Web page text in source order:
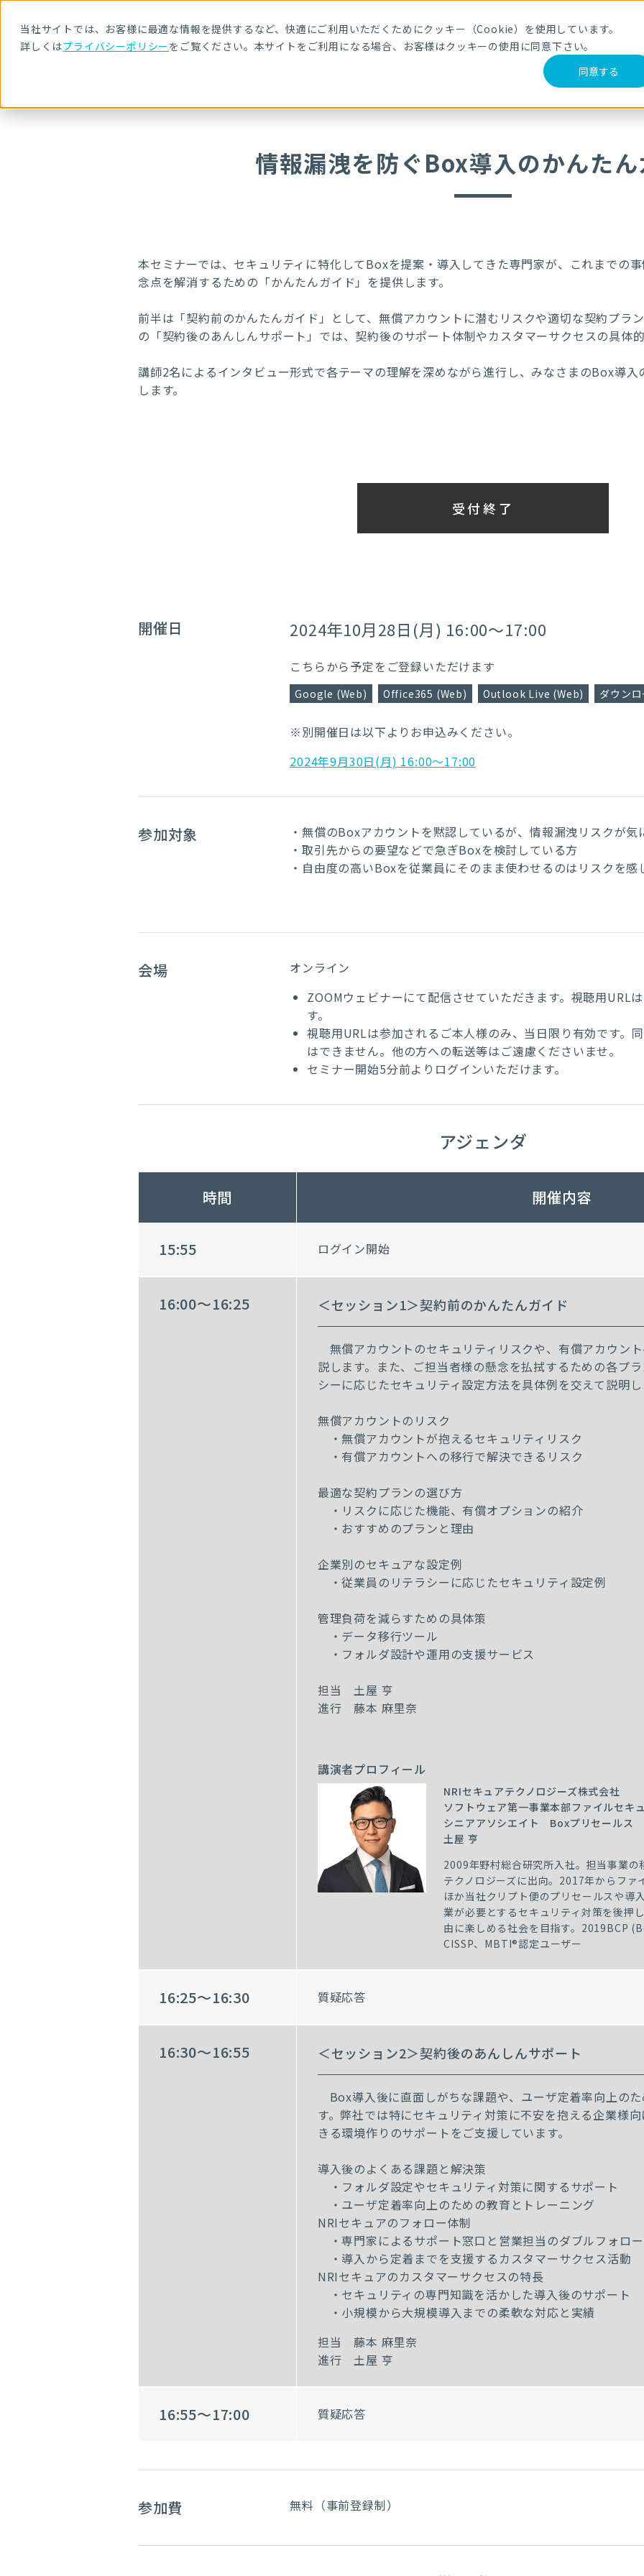
当社サイトでは、お客様に最適な情報を提供するなど、快適にご利用いただくためにクッキー（Cookie）を使用しています。
詳しくはプライバシーポリシーをご覧ください。本サイトをご利用になる場合、お客様はクッキーの使用に同意下さい。
同意する
メールマガジ
サービス・製品 導入事例 セミナー ブログ
情報漏洩を防ぐBox導入のかんたん
本セミナーでは、セキュリティに特化してBoxを提案・導入してきた専門家が、これまでの
念点を解消するための「かんたんガイド」を提供します。
前半は「契約前のかんたんガイド」として、無償アカウントに潜むリスクや適切な契約プラ
の「契約後のあんしんサポート」では、契約後のサポート体制やカスタマーサクセスの具体
講師2名によるインタビュー形式で各テーマの理解を深めながら進行し、みなさまのBox導
します。
受付終了
開催日 2024年10月28日(月) 16:00～17:00
こちらから予定をご登録いただけます
Google (Web) Office365 (Web) Outlook Live (Web) ダウン
※別開催日は以下よりお申込みください。
2024年9月30日(月) 16:00～17:00
参加対象
・無償のBoxアカウントを黙認しているが、情報漏洩リスクが気
・取引先からの要望などで急ぎBoxを検討している方
・自由度の高いBoxを従業員にそのまま使わせるのはリスクを感
会場
オンライン
ZOOMウェビナーにて配信させていただきます。視聴用URL
す。
視聴用URLは参加されるご本人様のみ、当日限り有効です。
はできません。他の方への転送等はご遠慮くださいませ。
セミナー開始5分前よりログインいただけます。
アジェンダ
時間 開催内容
15:55 ログイン開始
16:00～16:25 ＜セッション1＞契約前のかんたんガイド
無償アカウントのセキュリティリスクや、有償アカウン
説します。また、ご担当者様の懸念を払拭するための各プ
シーに応じたセキュリティ設定方法を具体例を交えて説明し
無償アカウントのリスク
・無償アカウントが抱えるセキュリティリスク
・有償アカウントへの移行で解決できるリスク
最適な契約プランの選び方
・リスクに応じた機能、有償オプションの紹介
・おすすめのプランと理由
企業別のセキュアな設定例
・従業員のリテラシーに応じたセキュリティ設定例
管理負荷を減らすための具体策
・データ移行ツール
・フォルダ設計や運用の支援サービス
担当 土屋 亨
進行 藤本 麻里奈
講演者プロフィール
NRIセキュアテクノロジーズ株式会社
ソフトウェア第一事業本部ファイルセキ
シニアアソシエイト Boxプリセールス
土屋 亨
2009年野村総合研究所入社。担当事業
テクノロジーズに出向。2017年からフ
ほか当社クリプト便のプリセールスや導
業が必要とするセキュリティ対策を後押
由に楽しめる社会を目指す。2019BCP
CISSP、MBTI®認定ユーザー
16:25～16:30 質疑応答
16:30～16:55 ＜セッション2＞契約後のあんしんサポート
Box導入後に直面しがちな課題や、ユーザ定着率向上の
す。弊社では特にセキュリティ対策に不安を抱える企業様
きる環境作りのサポートをご支援しています。
導入後のよくある課題と解決策
・フォルダ設定やセキュリティ対策に関するサポート
・ユーザ定着率向上のための教育とトレーニング
NRIセキュアのフォロー体制
・専門家によるサポート窓口と営業担当のダブルフォロー
・導入から定着までを支援するカスタマーサクセス活動
NRIセキュアのカスタマーサクセスの特長
・セキュリティの専門知識を活かした導入後のサポート
・小規模から大規模導入までの柔軟な対応と実績
担当 藤本 麻里奈
進行 土屋 亨
16:55～17:00 質疑応答
参加費 無料（事前登録制）